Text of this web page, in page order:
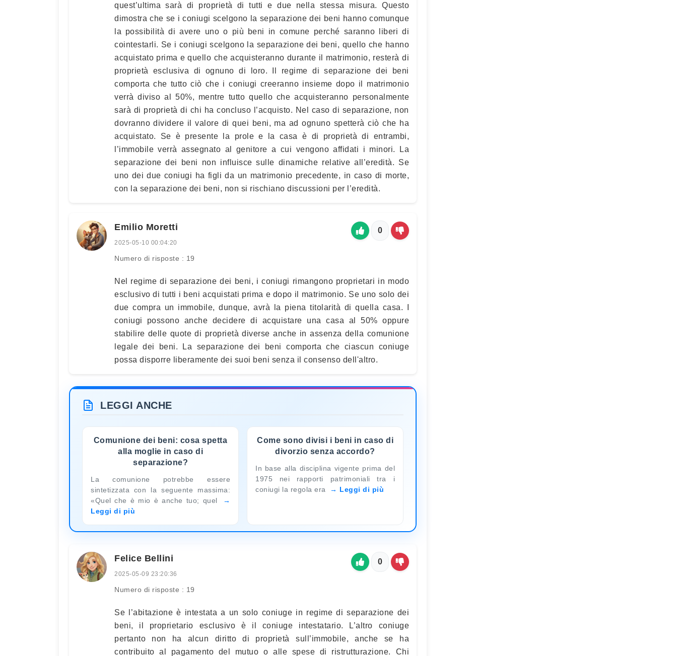
quest’ultima sarà di proprietà di tutti e due nella stessa misura. Questo
dimostra che se i coniugi scelgono la separazione dei beni hanno comunque
la possibilità di avere uno o più beni in comune perché saranno liberi di
cointestarli. Se i coniugi scelgono la separazione dei beni, quello che hanno
acquistato prima e quello che acquisteranno durante il matrimonio, resterà di
proprietà esclusiva di ognuno di loro. Il regime di separazione dei beni
comporta che tutto ciò che i coniugi creeranno insieme dopo il matrimonio
verrà diviso al 50%, mentre tutto quello che acquisteranno personalmente
sarà di proprietà di chi ha concluso l’acquisto. Nel caso di separazione, non
dovranno dividere il valore di quei beni, ma ad ognuno spetterà ciò che ha
acquistato. Se è presente la prole e la casa è di proprietà di entrambi,
l’immobile verrà assegnato al genitore a cui vengono affidati i minori. La
separazione dei beni non influisce sulle dinamiche relative all’eredità. Se
uno dei due coniugi ha figli da un matrimonio precedente, in caso di morte,
con la separazione dei beni, non si rischiano discussioni per l’eredità.
Emilio Moretti
2025-05-10 00:04:20
Numero di risposte : 19
0
Nel regime di separazione dei beni, i coniugi rimangono proprietari in modo
esclusivo di tutti i beni acquistati prima e dopo il matrimonio. Se uno solo dei
due compra un immobile, dunque, avrà la piena titolarità di quella casa. I
coniugi possono anche decidere di acquistare una casa al 50% oppure
stabilire delle quote di proprietà diverse anche in assenza della comunione
legale dei beni. La separazione dei beni comporta che ciascun coniuge
possa disporre liberamente dei suoi beni senza il consenso dell'altro.
LEGGI ANCHE
Comunione dei beni: cosa spetta
alla moglie in caso di
separazione?
La comunione potrebbe essere
sintetizzata con la seguente massima:
«Quel che è mio è anche tuo; quel
Leggi di più
Come sono divisi i beni in caso di
divorzio senza accordo?
In base alla disciplina vigente prima del
1975 nei rapporti patrimoniali tra i
coniugi la regola era
Leggi di più
Felice Bellini
2025-05-09 23:20:36
Numero di risposte : 19
0
Se l’abitazione è intestata a un solo coniuge in regime di separazione dei
beni, il proprietario esclusivo è il coniuge intestatario. L’altro coniuge
pertanto non ha alcun diritto di proprietà sull’immobile, anche se ha
contribuito al pagamento del mutuo o alle spese di ristrutturazione. Chi